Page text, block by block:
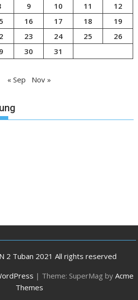
9 10 11
12
16 17 18
19
23 24 25
26
30 31
« Sep Nov »
2 Tuban 2021 All rights reserved
| Theme: SuperMag by Acme
Themes